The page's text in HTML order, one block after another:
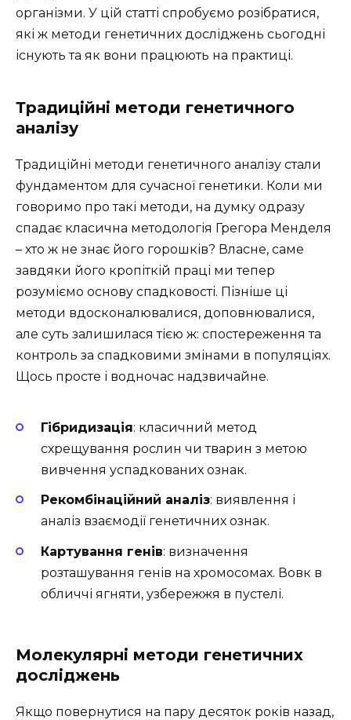
організми. У цій статті спробуємо розібратися,
які ж методи генетичних досліджень сьогодні
існують та як вони працюють на практиці.
Традиційні методи генетичного
аналізу
Традиційні методи генетичного аналізу стали
фундаментом для сучасної генетики. Коли ми
говоримо про такі методи, на думку одразу
спадає класична методологія Грегора Менделя
– хто ж не знає його горошків? Власне, саме
завдяки його кропіткій праці ми тепер
розуміємо основу спадковості. Пізніше ці
методи вдосконалювалися, доповнювалися,
але суть залишилася тією ж: спостереження та
контроль за спадковими змінами в популяціях.
Щось просте і водночас надзвичайне.
Гібридизація: класичний метод
схрещування рослин чи тварин з метою
вивчення успадкованих ознак.
Рекомбінаційний аналіз: виявлення і
аналіз взаємодії генетичних ознак.
Картування генів: визначення
розташування генів на хромосомах. Вовк в
обличчі ягняти, узбережжя в пустелі.
Молекулярні методи генетичних
досліджень
Якщо повернутися на пару десяток років назад,